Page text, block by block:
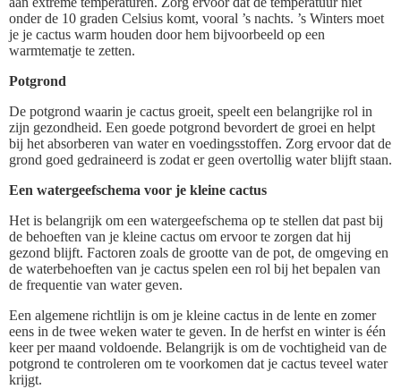
onder de 10 graden Celsius komt, vooral ’s nachts. ’s Winters moet
je je cactus warm houden door hem bijvoorbeeld op een
warmtematje te zetten.
Potgrond
De potgrond waarin je cactus groeit, speelt een belangrijke rol in
zijn gezondheid. Een goede potgrond bevordert de groei en helpt
bij het absorberen van water en voedingsstoffen. Zorg ervoor dat de
grond goed gedraineerd is zodat er geen overtollig water blijft staan.
Een watergeefschema voor je kleine cactus
Het is belangrijk om een watergeefschema op te stellen dat past bij
de behoeften van je kleine cactus om ervoor te zorgen dat hij
gezond blijft. Factoren zoals de grootte van de pot, de omgeving en
de waterbehoeften van je cactus spelen een rol bij het bepalen van
de frequentie van water geven.
Een algemene richtlijn is om je kleine cactus in de lente en zomer
eens in de twee weken water te geven. In de herfst en winter is één
keer per maand voldoende. Belangrijk is om de vochtigheid van de
potgrond te controleren om te voorkomen dat je cactus teveel water
krijgt.